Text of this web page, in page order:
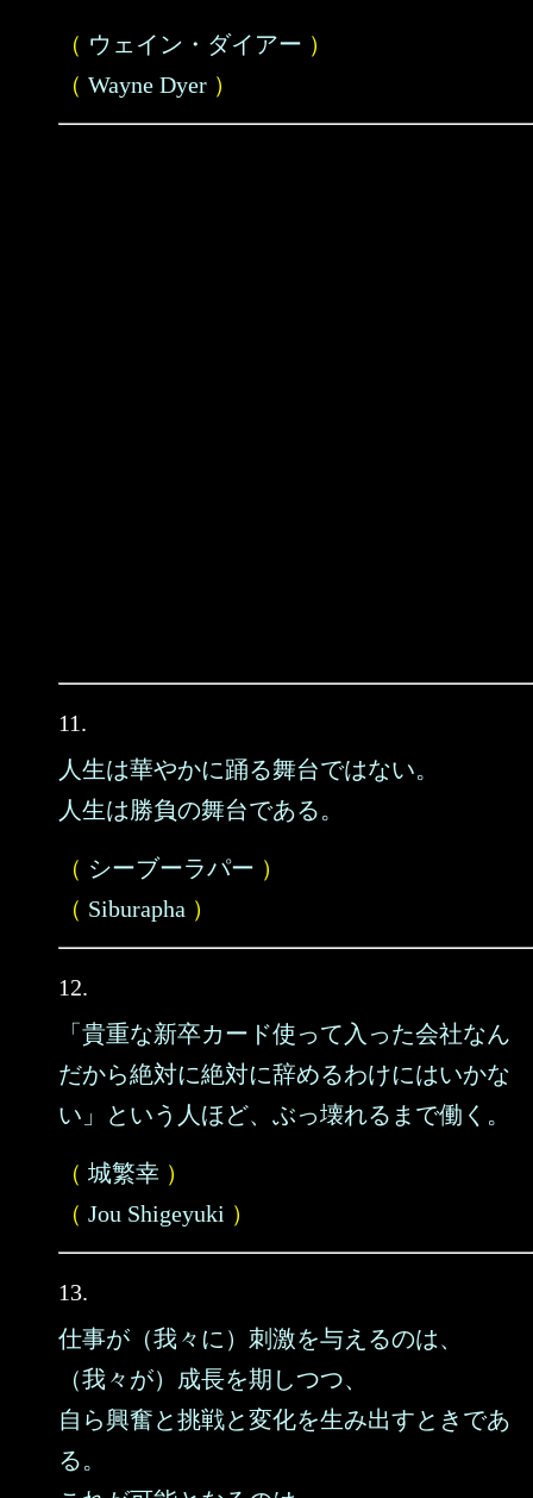
（ ウェイン・ダイアー ）
（ Wayne Dyer ）
11.
人生は華やかに踊る舞台ではない。
人生は勝負の舞台である。
（ シーブーラパー ）
（ Siburapha ）
12.
「貴重な新卒カード使って入った会社なん
だから絶対に絶対に辞めるわけにはいかな
い」という人ほど、ぶっ壊れるまで働く。
（ 城繁幸 ）
（ Jou Shigeyuki ）
13.
仕事が（我々に）刺激を与えるのは、
（我々が）成長を期しつつ、
自ら興奮と挑戦と変化を生み出すときであ
る。